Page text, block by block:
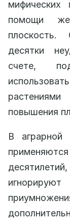
помощи
плоскость.
десятки
счете,
повышения
В аграрной